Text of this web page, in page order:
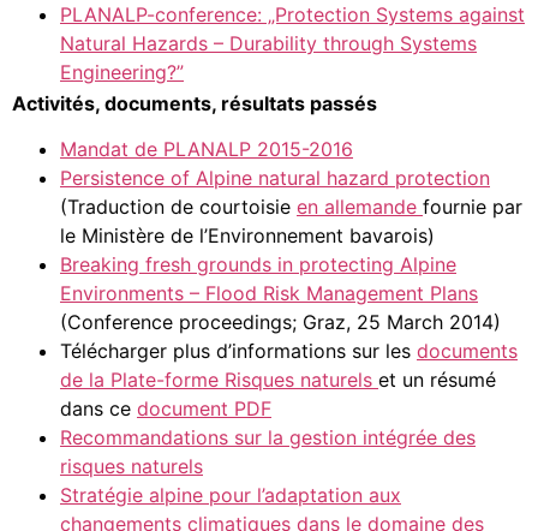
PLANALP-conference: „Protection Systems against
Natural Hazards – Durability through Systems
Engineering?”
Activités, documents, résultats passés
Mandat de PLANALP 2015-2016
Persistence of Alpine natural hazard protection
(Traduction de courtoisie en allemande fournie par
le Ministère de l’Environnement bavarois)
Breaking fresh grounds in protecting Alpine
Environments – Flood Risk Management Plans
(Conference proceedings; Graz, 25 March 2014)
Télécharger plus d’informations sur les documents
de la Plate-forme Risques naturels et un résumé
dans ce document PDF
Recommandations sur la gestion intégrée des
risques naturels
Stratégie alpine pour l’adaptation aux
changements climatiques dans le domaine des